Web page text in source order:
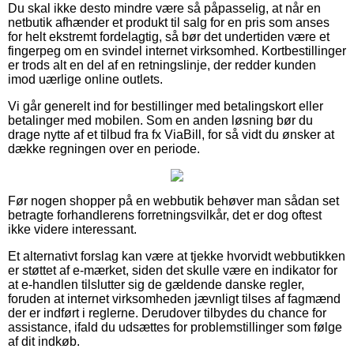
Du skal ikke desto mindre være så påpasselig, at når en
netbutik afhænder et produkt til salg for en pris som anses
for helt ekstremt fordelagtig, så bør det undertiden være et
fingerpeg om en svindel internet virksomhed. Kortbestillinger
er trods alt en del af en retningslinje, der redder kunden
imod uærlige online outlets.
Vi går generelt ind for bestillinger med betalingskort eller
betalinger med mobilen. Som en anden løsning bør du
drage nytte af et tilbud fra fx ViaBill, for så vidt du ønsker at
dække regningen over en periode.
Før nogen shopper på en webbutik behøver man sådan set
betragte forhandlerens forretningsvilkår, det er dog oftest
ikke videre interessant.
Et alternativt forslag kan være at tjekke hvorvidt webbutikken
er støttet af e-mærket, siden det skulle være en indikator for
at e-handlen tilslutter sig de gældende danske regler,
foruden at internet virksomheden jævnligt tilses af fagmænd
der er indført i reglerne. Derudover tilbydes du chance for
assistance, ifald du udsættes for problemstillinger som følge
af dit indkøb.